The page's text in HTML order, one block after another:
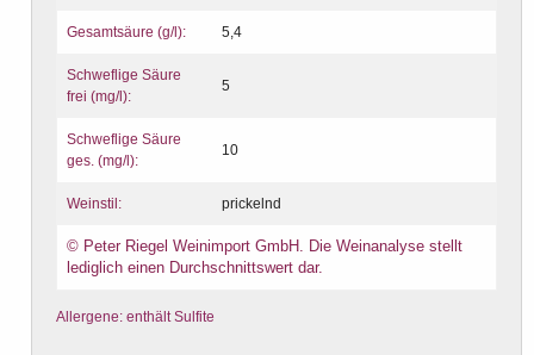
Gesamtsäure (g/l): 5,4
Schweflige Säure
frei (mg/l):
5
Schweflige Säure
ges. (mg/l):
10
Weinstil: prickelnd
© Peter Riegel Weinimport GmbH. Die Weinanalyse stellt
lediglich einen Durchschnittswert dar.
Allergene: enthält Sulfite